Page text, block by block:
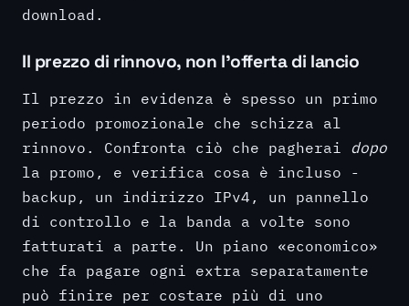
download.
Il prezzo di rinnovo, non l'offerta di lancio
Il prezzo in evidenza è spesso un primo
periodo promozionale che schizza al
rinnovo. Confronta ciò che pagherai dopo
la promo, e verifica cosa è incluso -
backup, un indirizzo IPv4, un pannello
di controllo e la banda a volte sono
fatturati a parte. Un piano «economico»
che fa pagare ogni extra separatamente
può finire per costare più di uno